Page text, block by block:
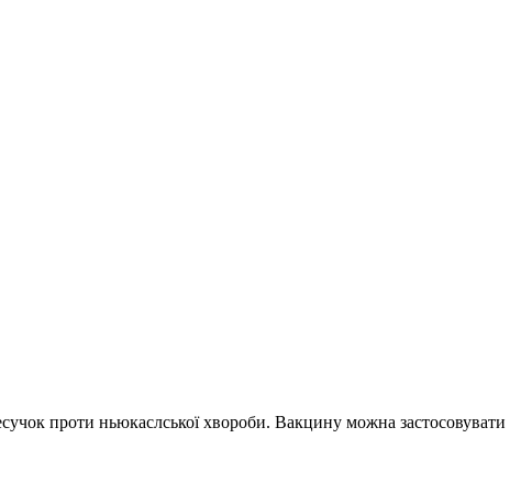
проти ньюкаслської хвороби. Вакцину можна застосовувати